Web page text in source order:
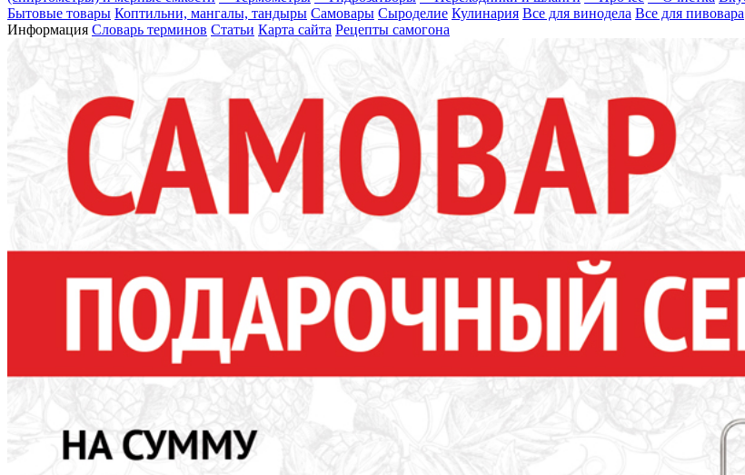
Бытовые товары Коптильни, мангалы, тандыры Самовары Сыроделие Кулинария Все для винодела Все для пивовара
Информация Словарь терминов Статьи Карта сайта Рецепты самогона